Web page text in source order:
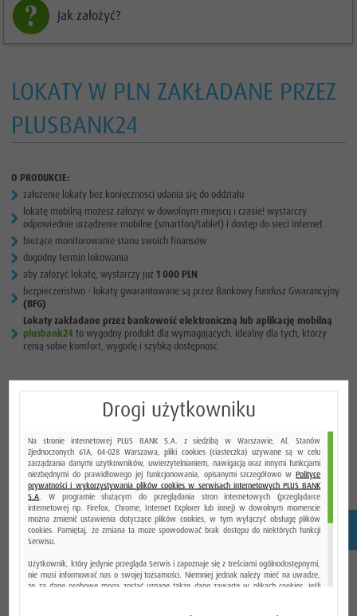
Jak założyć?
LOKATY W PLN ZAKŁADANE PRZEZ
PLUSBANK24
O PRODUKCIE:
założenie lokaty bez konieczności udania się do oddziału
lokatę mobilną możesz założyć w dowolnym miejscu i czasie! wystarczy
odpowiednie urządzenie mobilne (smartfon/tablet) i dostęp do sieci internet
bieżące monitorowanie stanu swoich finansów
dogodny termin lokowania
aby założyć lokatę, wystarczy już1 000 PLN
bezpieczeństwo - lokaty gwarantowane są przez Bankowy Fundusz Gwarancyjny
(BFG)
Lokaty zakładane przez bankowość elektroniczną lub aplikację mobilną
plusbank24 to wygodny produkt dla wymagających. Idealny dla tych, którzy
cenią sobie komfort, wygodę i szybką dostępność.
OPROCENTOWANIE DLA NOWYCH
LOKAT ZAKŁADANYCH OD DNIA
03.07.2020 R.
KANAŁ 1 M
Drogi użytkowniku
Na stronie internetowej PLUS BANK S.A. z siedzibą w Warszawie, Al. Stanów
Zjednoczonych 61A, 04-028 Warszawa, pliki cookies (ciasteczka) używane są w celu
zarządzania danymi użytkowników, uwierzytelnianiem, nawigacją oraz innymi funkcjami
niezbędnymi do prawidłowego jej funkcjonowania, opisanymi szczegółowo wPolityce
prywatności i wykorzystywania plików cookies w serwisach internetowych PLUS BANK
S.A . W programie służącym do przeglądania stron internetowych (przeglądarce
internetowej np. Firefox, Chrome, Internet Explorer lub innej) w dowolnym momencie
można zmienić ustawienia dotyczące plików cookies, w tym wyłączyć obsługę plików
cookies. Pamiętaj, że zmiana ta może spowodować brak dostępu do niektórych funkcji
Serwisu.
Użytkownik, który jedynie przegląda Serwis i zapoznaje się z treściami ogólnodostępnymi,
nie musi informować nas o swojej tożsamości. Niemniej jednak należy mieć na uwadze,
że za dane osobowe mogą zostać uznane także dane zawarte w plikach cookies, jeśli